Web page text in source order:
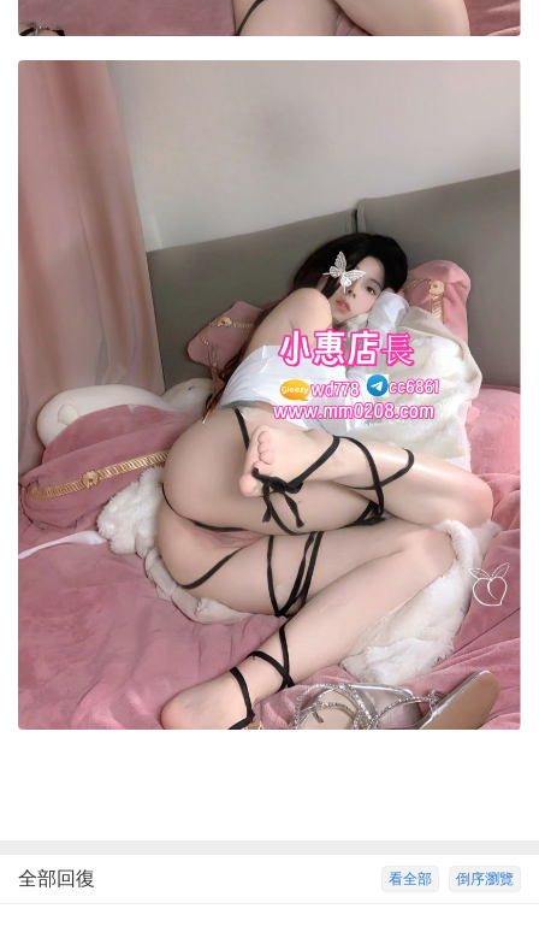
倒序瀏覽
看全部
全部回復